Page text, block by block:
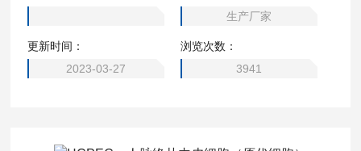
生产厂家
更新时间：
2023-03-27
浏览次数：
3941